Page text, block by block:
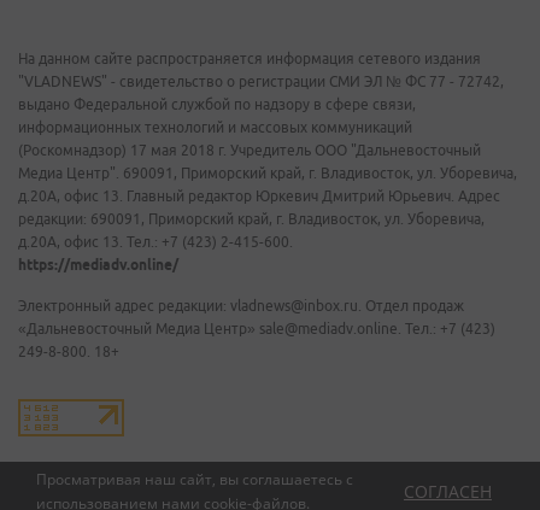
Просматривая наш сайт, вы соглашаетесь с
использованием нами cookie-файлов.
СОГЛАСЕН
На данном сайте распространяется информация сетевого издания
"VLADNEWS" - свидетельство о регистрации СМИ ЭЛ № ФС 77 - 72742,
выдано Федеральной службой по надзору в сфере связи,
информационных технологий и массовых коммуникаций
(Роскомнадзор) 17 мая 2018 г. Учредитель ООО "Дальневосточный
Медиа Центр". 690091, Приморский край, г. Владивосток, ул. Уборевича,
д.20А, офис 13. Главный редактор Юркевич Дмитрий Юрьевич. Адрес
редакции: 690091, Приморский край, г. Владивосток, ул. Уборевича,
д.20А, офис 13. Тел.: +7 (423) 2-415-600.
https://mediadv.online/
Электронный адрес редакции: vladnews@inbox.ru. Отдел продаж
«Дальневосточный Медиа Центр» sale@mediadv.online. Тел.: +7 (423)
249-8-800. 18+